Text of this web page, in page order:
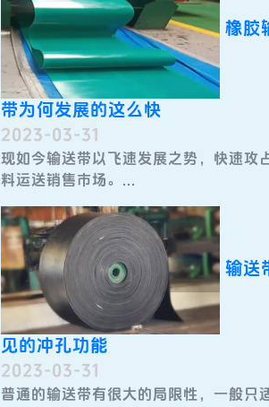
橡胶
带为何发展的这么快
2023-03-31
现如今输送带​以飞速发展之势，快速攻
料运送销售市场。...
输送
见的冲孔功能
2023-03-31
普通的输送带有很大的局限性，一般只